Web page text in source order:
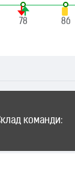
78
86
команди: